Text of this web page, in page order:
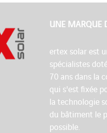
UNE MARQUE
ertex solar est
spécialistes
70 ans dans la
qui s'est fixée
la technologie
du bâtiment le
possible.